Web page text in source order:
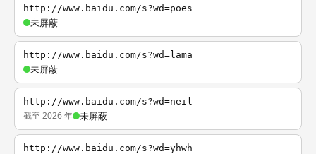
http://www.baidu.com/s?wd=poes
未屏蔽
http://www.baidu.com/s?wd=lama
未屏蔽
http://www.baidu.com/s?wd=neil
截至 2026 年 未屏蔽
http://www.baidu.com/s?wd=yhwh